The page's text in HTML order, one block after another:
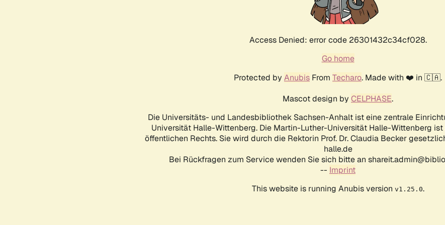
Access Denied: error code 26301432c34cf028.
Go home
Protected by Anubis From Techaro. Made with ❤️ in 🇨🇦.
Mascot design by CELPHASE.
Die Universitäts- und Landesbibliothek Sachsen-Anhalt ist eine zentrale
Universität Halle-Wittenberg. Die Martin-Luther-Universität Halle-Wittenberg ist
öffentlichen Rechts. Sie wird durch die Rektorin Prof. Dr. Claudia Becker
halle.de
Bei Rückfragen zum Service wenden Sie sich bitte an
-- Imprint
This website is running Anubis version v1.25.0.